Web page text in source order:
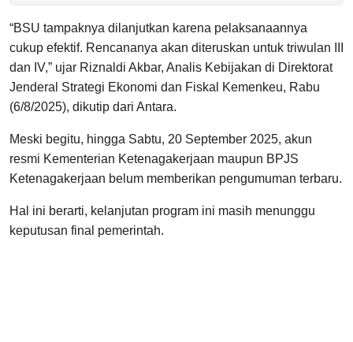
“BSU tampaknya dilanjutkan karena pelaksanaannya
cukup efektif. Rencananya akan diteruskan untuk triwulan III
dan IV,” ujar Riznaldi Akbar, Analis Kebijakan di Direktorat
Jenderal Strategi Ekonomi dan Fiskal Kemenkeu, Rabu
(6/8/2025), dikutip dari Antara.
Meski begitu, hingga Sabtu, 20 September 2025, akun
resmi Kementerian Ketenagakerjaan maupun BPJS
Ketenagakerjaan belum memberikan pengumuman terbaru.
Hal ini berarti, kelanjutan program ini masih menunggu
keputusan final pemerintah.